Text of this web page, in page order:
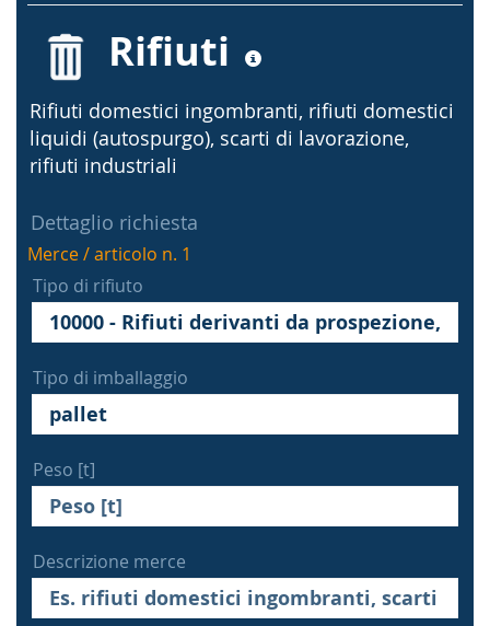
Rifiuti
Rifiuti domestici ingombranti, rifiuti domestici
liquidi (autospurgo), scarti di lavorazione,
rifiuti industriali
Dettaglio richiesta
Merce / articolo n. 1
Tipo di rifiuto
Tipo di imballaggio
Peso [t]
Descrizione merce